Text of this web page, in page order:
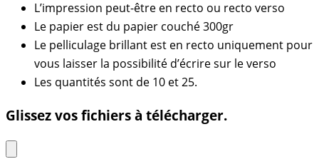
L’impression peut-être en recto ou recto verso
Le papier est du papier couché 300gr
Le pelliculage brillant est en recto uniquement pour
vous laisser la possibilité d’écrire sur le verso
Les quantités sont de 10 et 25.
Glissez vos fichiers à télécharger.